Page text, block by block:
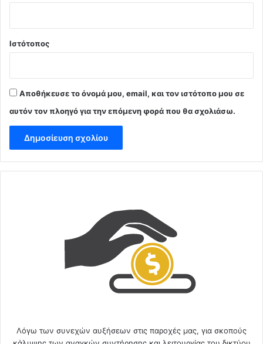
Ιστότοπος
Αποθήκευσε το όνομά μου, email, και τον ιστότοπο μου σε
αυτόν τον πλοηγό για την επόμενη φορά που θα σχολιάσω.
Λόγω των συνεχών αυξήσεων στις παροχές μας, για σκοπούς